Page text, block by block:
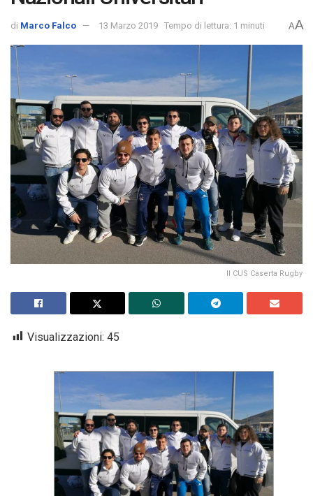
di Marco Falco 13 Marzo 2019 Tempo di lettura: 1 minuti AA
Il CUS Caserta Rugby
Visualizzazioni: 45